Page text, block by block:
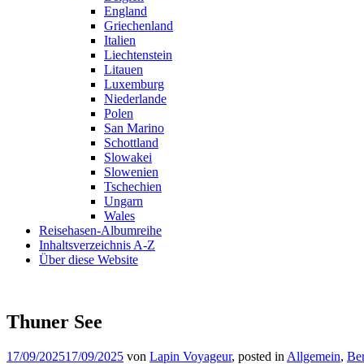
England
Griechenland
Italien
Liechtenstein
Litauen
Luxemburg
Niederlande
Polen
San Marino
Schottland
Slowakei
Slowenien
Tschechien
Ungarn
Wales
Reisehasen-Albumreihe
Inhaltsverzeichnis A-Z
Über diese Website
Thuner See
17/09/202517/09/2025 von Lapin Voyageur, posted in Allgemein,